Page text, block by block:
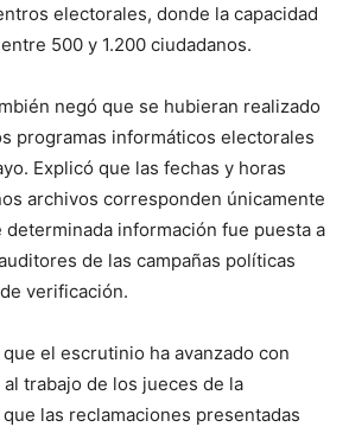
electorales, donde la capacidad
500 y 1.200 ciudadanos.
negó que se hubieran realizado
programas informáticos electorales
Explicó que las fechas y horas
archivos corresponden únicamente
determinada información fue puesta a
de las campañas políticas
verificación.
el escrutinio ha avanzado con
trabajo de los jueces de la
las reclamaciones presentadas